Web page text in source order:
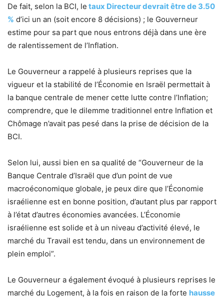
De fait, selon la BCI, le taux Directeur devrait être de 3.50
% d’ici un an (soit encore 8 décisions) ; le Gouverneur
estime pour sa part que nous entrons déjà dans une ère
de ralentissement de l’Inflation.
Le Gouverneur a rappelé à plusieurs reprises que la
vigueur et la stabilité de l’Économie en Israël permettait à
la banque centrale de mener cette lutte contre l’Inflation;
comprendre, que le dilemme traditionnel entre Inflation et
Chômage n’avait pas pesé dans la prise de décision de la
BCI.
Selon lui, aussi bien en sa qualité de “Gouverneur de la
Banque Centrale d’Israël que d’un point de vue
macroéconomique globale, je peux dire que l’Économie
israélienne est en bonne position, d’autant plus par rapport
à l’état d’autres économies avancées. L’Économie
israélienne est solide et à un niveau d’activité élevé, le
marché du Travail est tendu, dans un environnement de
plein emploi”.
Le Gouverneur a également évoqué à plusieurs reprises le
marché du Logement, à la fois en raison de la forte hausse